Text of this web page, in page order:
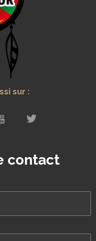
sur :
contact